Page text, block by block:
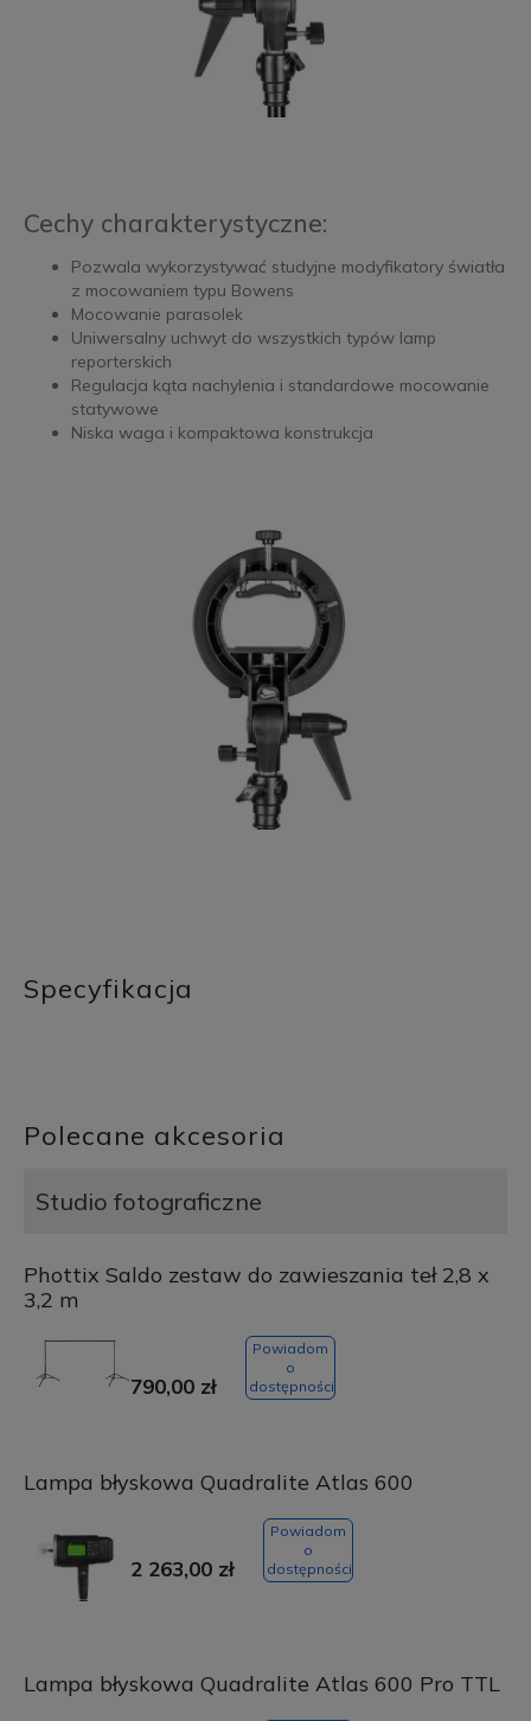
Cechy charakterystyczne:
Pozwala wykorzystywać studyjne modyfikatory światła
z mocowaniem typu Bowens
Mocowanie parasolek
Uniwersalny uchwyt do wszystkich typów lamp
reporterskich
Regulacja kąta nachylenia i standardowe mocowanie
statywowe
Niska waga i kompaktowa konstrukcja
Specyfikacja
Polecane akcesoria
Studio fotograficzne
Phottix Saldo zestaw do zawieszania teł 2,8 x
3,2 m
790,00 zł
Powiadom
o
dostępności
Lampa błyskowa Quadralite Atlas 600
2 263,00 zł
Powiadom
o
dostępności
Lampa błyskowa Quadralite Atlas 600 Pro TTL